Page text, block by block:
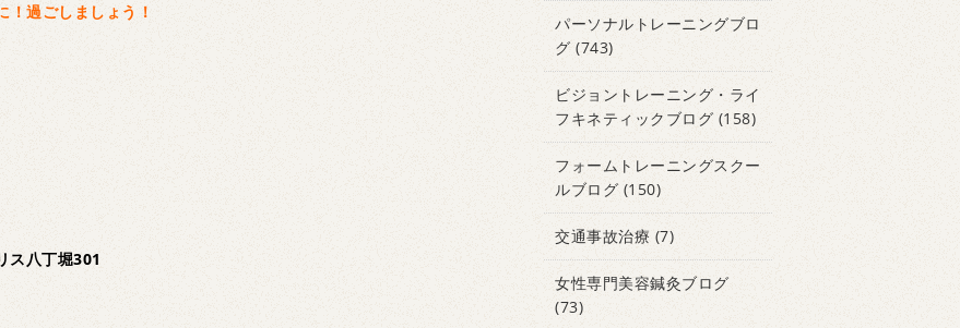
！過ごしましょう！
八丁堀301
パーソナルトレーニングブロ
グ (743)
ビジョントレーニング・ライ
フキネティックブログ (158)
フォームトレーニングスクー
ルブログ(150)
交通事故治療 (7)
女性専門美容鍼灸ブログ
(73)